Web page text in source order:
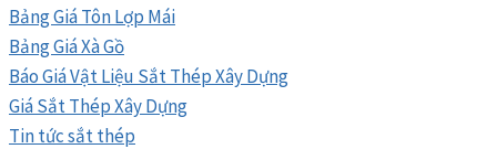
Bảng Giá Tôn Lợp Mái
Bảng Giá Xà Gồ
Báo Giá Vật Liệu Sắt Thép Xây Dựng
Giá Sắt Thép Xây Dựng
Tin tức sắt thép